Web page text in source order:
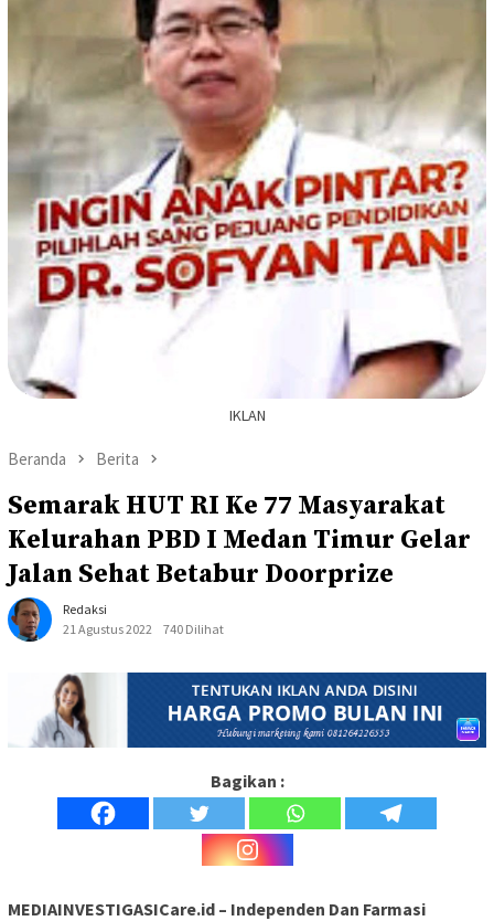
IKLAN
Beranda Berita
Semarak HUT RI Ke 77 Masyarakat
Kelurahan PBD I Medan Timur Gelar
Jalan Sehat Betabur Doorprize
Redaksi
21 Agustus 2022
740 Dilihat
Bagikan :
MEDIAINVESTIGASICare.id – Independen Dan Farmasi